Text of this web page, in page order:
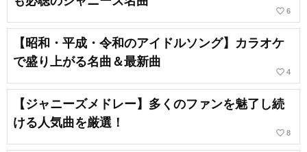
favorite_border 6
【昭和・平成・令和のアイドルソング】カラオケ
で盛り上がる名曲＆最新曲
favorite_border 4
【ジャニーズメドレー】多くのファンを魅了し続
ける人気曲を厳選！
favorite_border 8